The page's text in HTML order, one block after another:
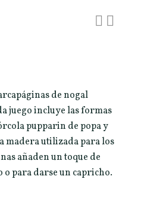
de nogal
juego incluye las formas
pupparin de popa y
madera utilizada para los
añaden un toque de
o para darse un capricho.